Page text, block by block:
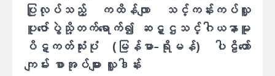
ပြုလုပ်သည့် ကထိန်လျာ သင်္ကန်းကပ်လှူ
ပူဇော်ပွဲသို့တက်ရောက်၍ ဆဋ္ဌသင်္ဂါယနာမူ
ပိဋကတ်သုံးပုံ (မြန်မာ-ရိုမန်) ပါဠိတော်
ကျမ်း စာအုပ်များ လှူဒါန်း